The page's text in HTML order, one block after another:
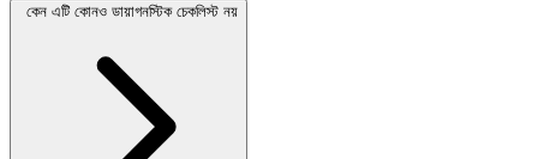
কেন এটি কোনও ডায়াগনস্টিক চেকলিস্ট নয়